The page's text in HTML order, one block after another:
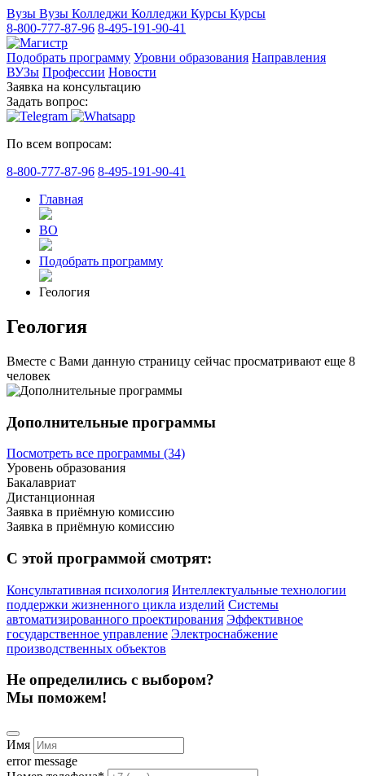
Вузы Вузы Колледжи Колледжи Курсы Курсы
8-800-777-87-96 8-495-191-90-41
Подобрать программу Уровни образования Направления
ВУЗы Профессии Новости
Заявка на консультацию
Задать вопрос:
По всем вопросам:
8-800-777-87-96 8-495-191-90-41
Главная
ВО
Подобрать программу
Геология
Геология
Вместе с Вами данную страницу сейчас просматривают еще 8
человек
Дополнительные программы
Посмотреть все программы (34)
Уровень образования
Бакалавриат
Дистанционная
Заявка в приёмную комиссию
Заявка в приёмную комиссию
С этой программой смотрят:
Консультативная психология Интеллектуальные технологии
поддержки жизненного цикла изделий Системы
автоматизированного проектирования Эффективное
государственное управление Электроснабжение
производственных объектов
Не определились с выбором?
Мы поможем!
Имя
error message